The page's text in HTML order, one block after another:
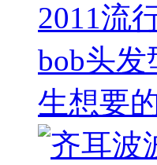
2011流
bob头
生想要